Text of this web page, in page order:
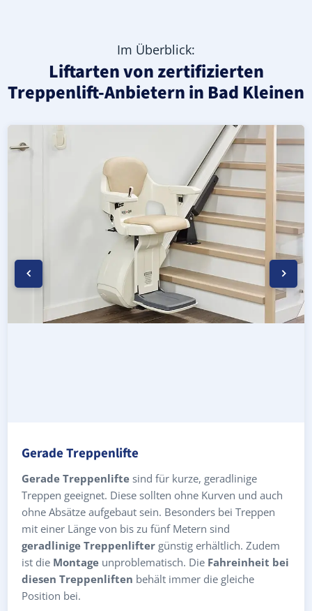
Im Überblick:
Liftarten von zertifizierten
Treppenlift-Anbietern in Bad Kleinen
Moderner gerader Treppenlift in Bad Kleinen
Geprüfter, gebrauchter Treppenlift für gerade
Neuer Treppenlift für gerade Treppen in Bad Kleinen
Gerade Treppenlifte
Gerade Treppenlifte sind für kurze, geradlinige
Treppen geeignet. Diese sollten ohne Kurven und auch
ohne Absätze aufgebaut sein. Besonders bei Treppen
mit einer Länge von bis zu fünf Metern sind
geradlinige Treppenlifter günstig erhältlich. Zudem
ist die Montage unproblematisch. Die Fahreinheit bei
diesen Treppenliften behält immer die gleiche
Position bei.